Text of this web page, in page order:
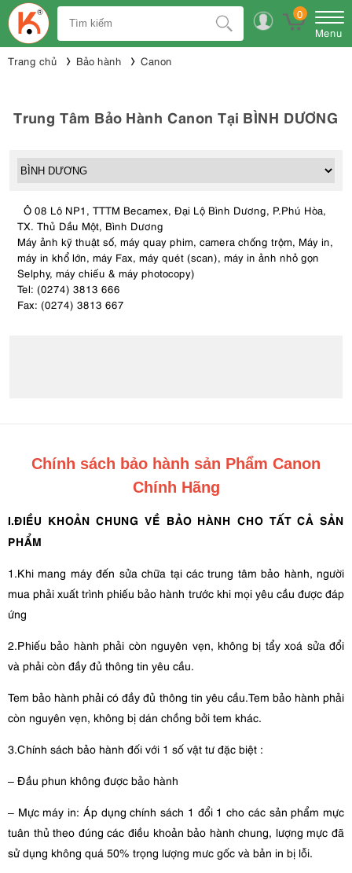
0
Menu
Trang chủ Bảo hành Canon
Trung Tâm Bảo Hành Canon Tại BÌNH DƯƠNG
Ô 08 Lô NP1, TTTM Becamex, Đại Lộ Bình Dương, P.Phú Hòa,
TX. Thủ Dầu Một, Bình Dương
Máy ảnh kỹ thuật số, máy quay phim, camera chống trộm, Máy in,
máy in khổ lớn, máy Fax, máy quét (scan), máy in ảnh nhỏ gọn
Selphy, máy chiếu & máy photocopy)
Tel: (0274) 3813 666
Fax: (0274) 3813 667
Chính sách bảo hành sản Phẩm Canon
Chính Hãng
I.ĐIỀU KHOẢN CHUNG VỀ BẢO HÀNH CHO TẤT CẢ SẢN
PHẨM
1.Khi mang máy đến sửa chữa tại các trung tâm bảo hành, người
mua phải xuất trình phiếu bảo hành trước khi mọi yêu cầu được đáp
ứng
2.Phiếu bảo hành phải còn nguyên vẹn, không bị tẩy xoá sửa đổi
và phải còn đầy đủ thông tin yêu cầu.
Tem bảo hành phải có đầy đủ thông tin yêu cầu.Tem bảo hành phải
còn nguyên vẹn, không bị dán chồng bởi tem khác.
3.Chính sách bảo hành đối với 1 số vật tư đặc biệt :
– Đầu phun không được bảo hành
– Mực máy in: Áp dụng chính sách 1 đổi 1 cho các sản phẩm mực
tuân thủ theo đúng các điều khoản bảo hành chung, lượng mực đã
sử dụng không quá 50% trọng lượng mưc gốc và bản in bị lỗi.